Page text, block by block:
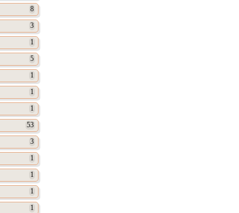
8
3
1
5
1
1
1
53
3
1
1
1
1